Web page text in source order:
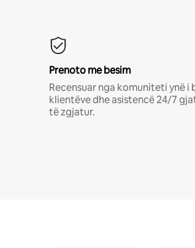
Prenoto me besim
Recensuar nga komuniteti ynë i
klientëve dhe asistencë 24/7
të zgjatur.